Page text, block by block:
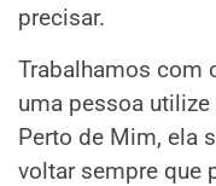
precisar.
Trabalhamos com
uma pessoa
Perto de Mim, ela
voltar sempre que